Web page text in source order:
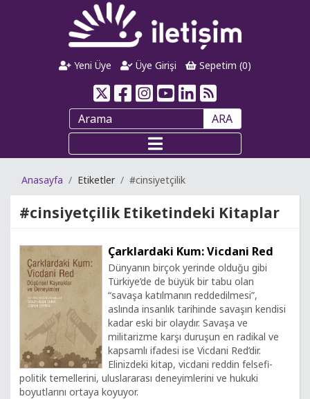
Yeni Üye Üye Girişi Sepetim (0)
ARA
Anasayfa Etiketler #cinsiyetçilik
#cinsiyetçilik Etiketindeki Kitaplar
Çarklardaki Kum: Vicdani Red
Dünyanın birçok yerinde olduğu gibi
Türkiye’de de büyük bir tabu olan
“savaşa katılmanın reddedilmesi”,
aslında insanlık tarihinde savaşın kendisi
kadar eski bir olaydır. Savaşa ve
militarizme karşı duruşun en radikal ve
kapsamlı ifadesi ise Vicdani Red’dir.
Elinizdeki kitap, vicdani reddin felsefi-
politik temellerini, uluslararası deneyimlerini ve hukuki
boyutlarını ortaya koyuyor.